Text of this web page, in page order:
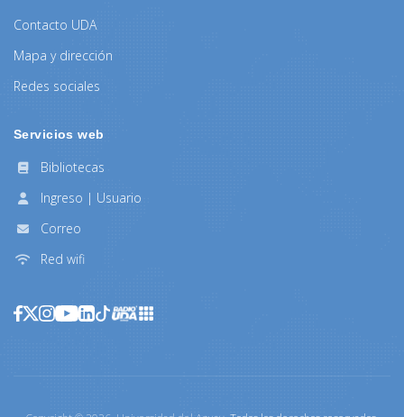
Contacto UDA
Mapa y dirección
Redes sociales
Servicios web
Bibliotecas
Ingreso | Usuario
Correo
Red wifi